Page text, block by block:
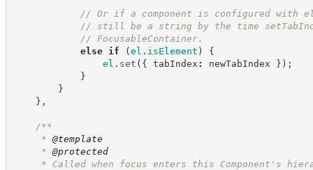
// Or if a component is configured with
// still be a string by the time
// FocusableContainer.
else
if (el . isElement )
{
el . set ( { tabIndex : newTabIndex } ) ;
}
}
} ,
/**
* @template
* @protected
* Called when focus enters this Component's